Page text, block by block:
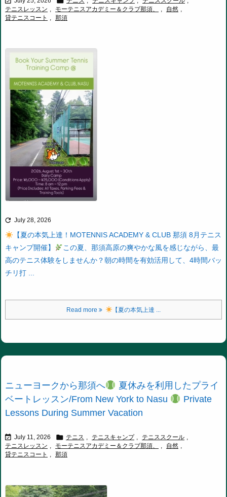
テニスレッスン , モーテニスアカデミー＆クラブ那須、 , 自然 ,
貸テニスコート , 那須
 July 28, 2026
【夏の本気上達！MOTENNIS ACADEMY & CLUB 那須 8月テニス
キャンプ開催】
この夏、那須高原の爽やかな風を感じながら、最
高のテニス体験をしませんか？朝の時間を有効活用して、4時間バッ
チリ打 ...
Read more 【夏の本気上達 ...
ニューヨークから那須へ
夏休みを利用したプライ
ベートレッスン/From New York to Nasu
Private
Lessons During Summer Vacation
 July 11, 2026  テニス , テニスキャンプ , テニススクール ,
テニスレッスン , モーテニスアカデミー＆クラブ那須、 , 自然 ,
貸テニスコート , 那須